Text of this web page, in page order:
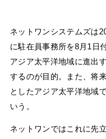
ネットワンシステムズは
に駐在員事務所を8月1日
アジア太平洋地域に進出
するのが目的。また、将
としたアジア太平洋地域
いう。
ネットワンではこれに先